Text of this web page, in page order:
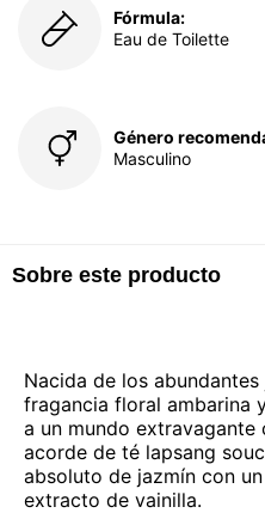
Fórmula:
Eau de Toilette
Género
Masculino
Sobre este producto
Nacida de los
fragancia floral ambarina
a un mundo
acorde de té lapsang
absoluto de jazmín con
extracto de vainilla.